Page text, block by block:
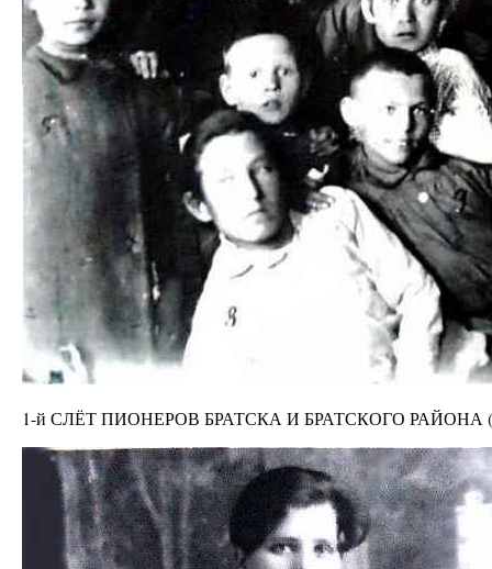
1-й СЛЁТ ПИОНЕРОВ БРАТСКА И БРАТСКОГО